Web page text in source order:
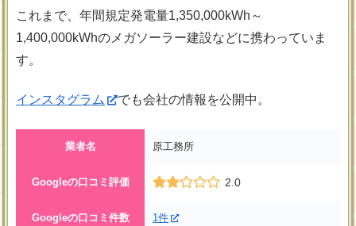
これまで、年間規定発電量1,350,000kWh～
1,400,000kWhのメガソーラー建設などに携わっていま
す。
インスタグラム でも会社の情報を公開中。
業者名 原工務所
Googleの口コミ評価 2.0
Googleの口コミ件数 1件